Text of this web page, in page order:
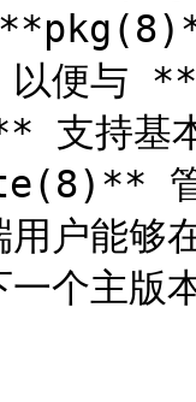
以便
持基本
管
户能够
个主版